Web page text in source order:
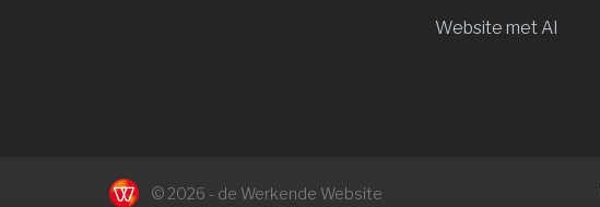
Website met AI
© 2026 - de Werkende Website